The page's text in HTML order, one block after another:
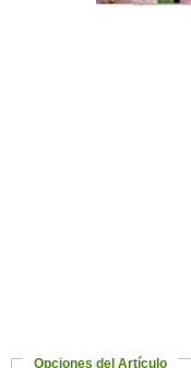
Opciones del Artículo